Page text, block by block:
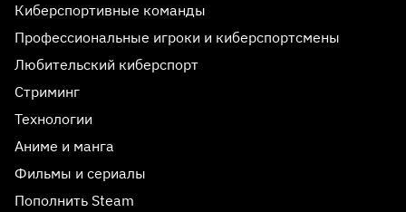
Киберспортивные команды
Профессиональные игроки и киберспортсмены
Любительский киберспорт
Стриминг
Технологии
Аниме и манга
Фильмы и сериалы
Пополнить Steam